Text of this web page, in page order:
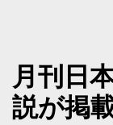
月刊日
説が掲